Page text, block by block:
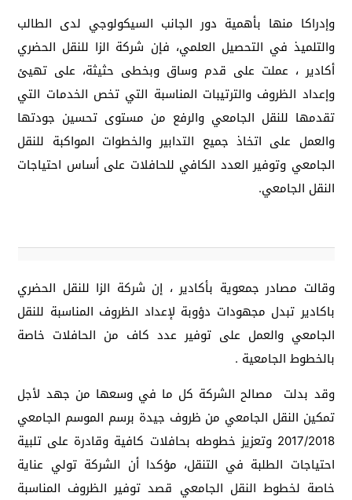
وإدراكا منها بأهمية دور الجانب السيكولوجي لدى الطالب
والتلميذ في التحصيل العلمي، فإن شركة الزا للنقل الحضري
أكادير ، عملت على قدم وساق وبخطى حثيثة، على تهيئ
وإعداد الظروف والترتيبات المناسبة التي تخص الخدمات التي
تقدمها للنقل الجامعي والرفع من مستوى تحسين جودتها
والعمل على اتخاذ جميع التدابير والخطوات المواكبة للنقل
الجامعي وتوفير العدد الكافي للحافلات على أساس احتياجات
النقل الجامعي.
وقالت مصادر جمعوية بأكادير ، إن شركة الزا للنقل الحضري
باكادير تبدل مجهودات دؤوبة لإعداد الظروف المناسبة للنقل
الجامعي والعمل على توفير عدد كاف من الحافلات خاصة
بالخطوط الجامعية .
وقد بدلت مصالح الشركة كل ما في وسعها من جهد لأجل
تمكين النقل الجامعي من ظروف جيدة برسم الموسم الجامعي
2017/2018 وتعزيز خطوطه بحافلات كافية وقادرة على تلبية
احتياجات الطلبة في التنقل، مؤكدا أن الشركة تولي عناية
خاصة لخطوط النقل الجامعي قصد توفير الظروف المناسبة